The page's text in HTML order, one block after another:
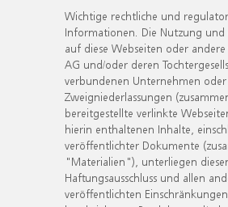
Wichtige rechtliche und
Informationen. Die Nutzung
auf diese Webseiten oder andere
AG und/oder deren
verbundenen Unternehmen oder
Zweigniederlassungen
bereitgestellte verlinkte
hierin enthaltenen Inhalte,
veröffentlichter Dokumente
"Materialien"), unterliegen
Haftungsausschluss und allen
veröffentlichten